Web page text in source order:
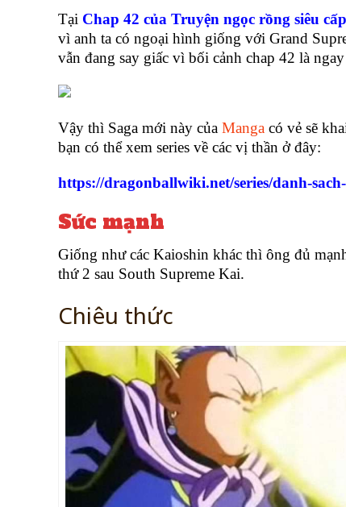
Tại Chap 42 của Truyện ngọc rồng siêu cấp
vì anh ta có ngoại hình giống với Grand
vẫn đang say giấc vì bối cảnh chap 42 là
Vậy thì Saga mới này của Manga có vẻ sẽ
bạn có thể xem series về các vị thần ở đây:
https://dragonballwiki.net/series/danh-
Sức mạnh
Giống như các Kaioshin khác thì ông đủ
thứ 2 sau South Supreme Kai.
Chiêu thức